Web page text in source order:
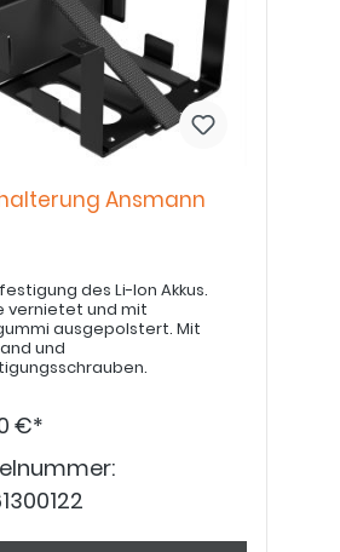
Ansmann
des Li-Ion Akkus.
vernietet und mit
ausgepolstert. Mit
und
€*